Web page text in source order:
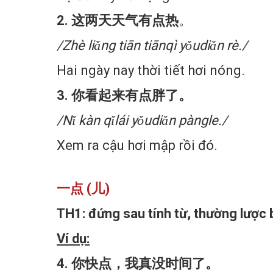
2. 这两天天气有点热。
/Zhè liǎng tiān tiānqì yǒudiǎn rè./
Hai ngày nay thời tiết hơi nóng.
3. 你看起来有点胖了。
/Nǐ kàn qǐlái yǒudiǎn pàngle./
Xem ra cậu hơi mập rồi đó.
一点 (儿)
TH1: đứng sau tính từ, thường lược
Ví dụ:
4. 你快点，我真没时间了。